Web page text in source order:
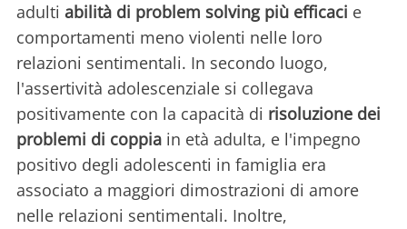
adulti abilità di problem solving più efficaci e
comportamenti meno violenti nelle loro
relazioni sentimentali. In secondo luogo,
l'assertività adolescenziale si collegava
positivamente con la capacità di risoluzione dei
problemi di coppia in età adulta, e l'impegno
positivo degli adolescenti in famiglia era
associato a maggiori dimostrazioni di amore
nelle relazioni sentimentali. Inoltre,